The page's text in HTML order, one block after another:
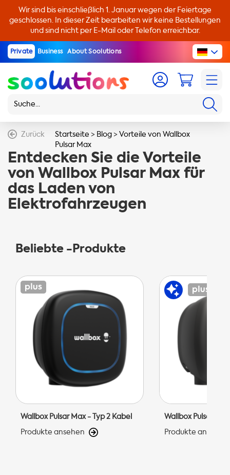
Wir sind bis einschließlich 1. Januar wegen der Feiertage
geschlossen. In dieser Zeit bearbeiten wir keine Bestellungen
und sind nicht per E-Mail oder Telefon erreichbar.
Private Business About Soolutions
Zurück Startseite > Blog>Vorteile von Wallbox
Pulsar Max
Entdecken Sie die Vorteile
von Wallbox Pulsar Max für
das Laden von
Elektrofahrzeugen
Beliebte -Produkte
Wallbox Pulsar Max - Typ 2 Kabel
Produkte ansehen
Wallbox Pulsar Pro
Produkte ansehen